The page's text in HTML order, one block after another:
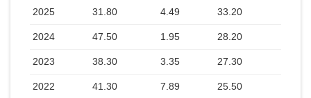
2025 31.80 4.49 33.20
2024 47.50 1.95 28.20
2023 38.30 3.35 27.30
2022 41.30 7.89 25.50